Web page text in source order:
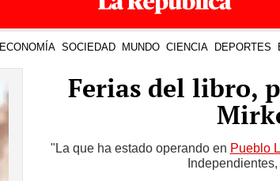
ECONOMÍA SOCIEDAD MUNDO CIENCIA DEPORTES
Ferias del libro,
"La que ha estado operando en Pueblo